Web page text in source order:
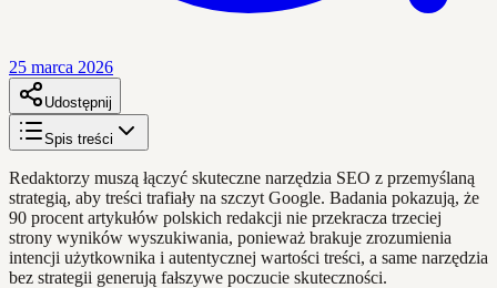
25 marca 2026
Udostępnij
Spis treści
Redaktorzy muszą łączyć skuteczne narzędzia SEO z przemyślaną
strategią, aby treści trafiały na szczyt Google. Badania pokazują, że
90 procent artykułów polskich redakcji nie przekracza trzeciej
strony wyników wyszukiwania, ponieważ brakuje zrozumienia
intencji użytkownika i autentycznej wartości treści, a same narzędzia
bez strategii generują fałszywe poczucie skuteczności.